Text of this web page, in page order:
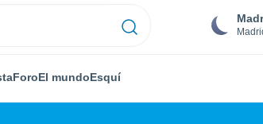
ForoEl mundoEsquí